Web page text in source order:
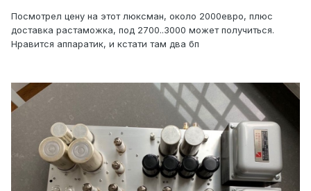
Посмотрел цену на этот люксман, около 2000евро, плюс
доставка растаможка, под 2700..3000 может получиться.
Нравится аппаратик, и кстати там два бп